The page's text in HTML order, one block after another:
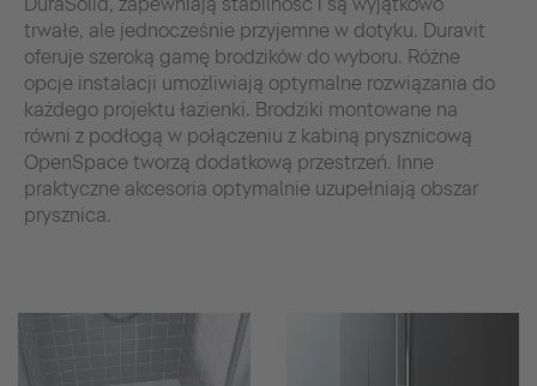
trwałe, ale jednocześnie przyjemne w dotyku. Duravit
oferuje szeroką gamę brodzików do wyboru. Różne
opcje instalacji umożliwiają optymalne rozwiązania do
każdego projektu łazienki. Brodziki montowane na
równi z podłogą w połączeniu z kabiną prysznicową
OpenSpace tworzą dodatkową przestrzeń. Inne
praktyczne akcesoria optymalnie uzupełniają obszar
prysznica.